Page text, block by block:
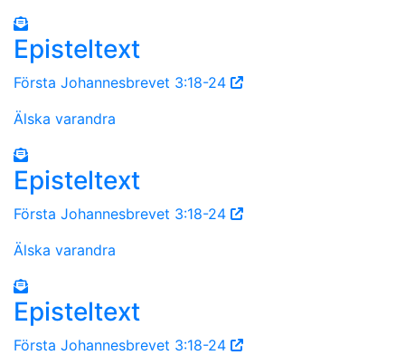
Episteltext
Första Johannesbrevet 3:18-24
Älska varandra
Episteltext
Första Johannesbrevet 3:18-24
Älska varandra
Episteltext
Första Johannesbrevet 3:18-24